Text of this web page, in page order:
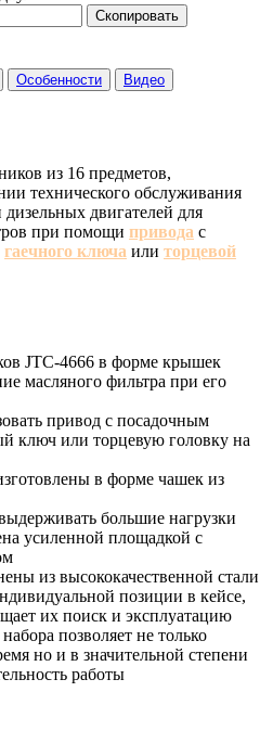
Скопировать
Особенности Видео
из 16 предметов,
технического обслуживания
двигателей для
при помощи привода с
гаечного ключа или торцевой
JTC-4666 в форме крышек
масляного фильтра при его
привод с посадочным
ключ или торцевую головку на
в форме чашек из
большие нагрузки
усиленной площадкой с
из высококачественной стали
позиции в кейсе,
их поиск и эксплуатацию
позволяет не только
но и в значительной степени
работы